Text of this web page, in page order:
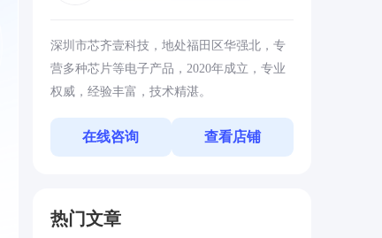
深圳市芯齐壹科技，地处福田区华强北，专
营多种芯片等电子产品，2020年成立，专业
权威，经验丰富，技术精湛。
在线咨询 查看店铺
热门文章